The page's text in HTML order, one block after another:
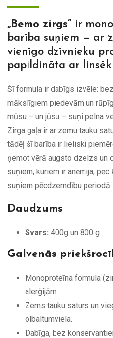
„Bemo zirgs” ir
barība suņiem — ar
vienīgo dzīvnieku
papildināta ar
Šī formula ir dabīgs izvēle:
mākslīgiem piedevām un
mūsu – un jūsu – suņi pelna
Zirga gaļa ir ar zemu tauku
tādēļ šī barība ir lieliski
ņemot vērā augsto dzelzs un
suņiem, kuriem ir anēmija,
suņiem pēcdzemdību periodā.
Daudzums
Svars: 400g un 800 g
Galvenās
Monoproteīna formula
alerģijām.
Zems tauku saturs un
olbaltumviela.
Dabīga, bez